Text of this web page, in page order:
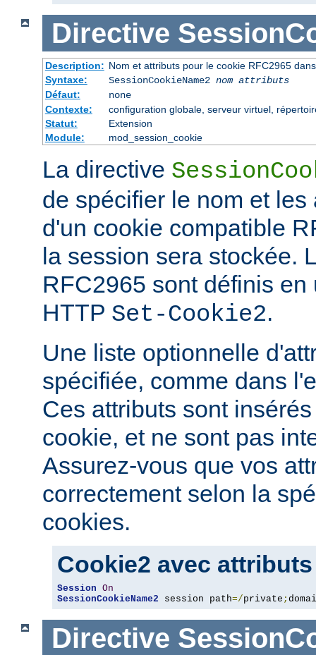
Directive
Description: Nom et attributs pour le cookie RFC2965
Syntaxe:
SessionCookieName2 nom attributs
Défaut:
none
Contexte:
configuration globale, serveur virtuel,
Statut:
Extension
Module:
mod_session_cookie
La directive
de spécifier le nom et
d'un cookie compatible
la session sera stockée.
RFC2965 sont définis en
HTTP Set-Cookie2.
Une liste optionnelle
spécifiée, comme dans
Ces attributs sont
cookie, et ne sont pas
Assurez-vous que vos
correctement selon la
cookies.
Cookie2 avec attributs
Session On
SessionCookieName2 session path=/private ;
Directive